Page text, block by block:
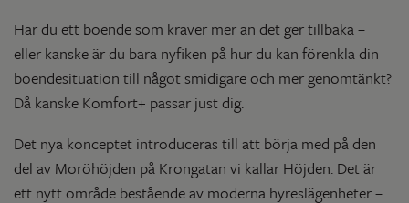
Har du ett boende som kräver mer än det ger tillbaka –
eller kanske är du bara nyfiken på hur du kan förenkla din
boendesituation till något smidigare och mer genomtänkt?
Då kanske Komfort+ passar just dig.
Det nya konceptet introduceras till att börja med på den
del av Moröhöjden på Krongatan vi kallar Höjden. Det är
ett nytt område bestående av moderna hyreslägenheter –